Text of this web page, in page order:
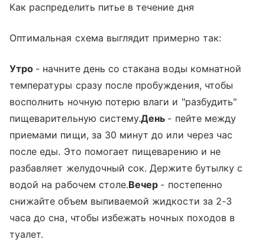
Как распределить питье в течение дня
Оптимальная схема выглядит примерно так:
Утро - начните день со стакана воды комнатной
температуры сразу после пробуждения, чтобы
восполнить ночную потерю влаги и "разбудить"
пищеварительную систему.День - пейте между
приемами пищи, за 30 минут до или через час
после еды. Это помогает пищеварению и не
разбавляет желудочный сок. Держите бутылку с
водой на рабочем столе.Вечер - постепенно
снижайте объем выпиваемой жидкости за 2-3
часа до сна, чтобы избежать ночных походов в
туалет.